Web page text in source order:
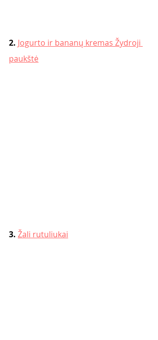
2. Jogurto ir bananų kremas Žydroji
paukštė
3. Žali rutuliukai